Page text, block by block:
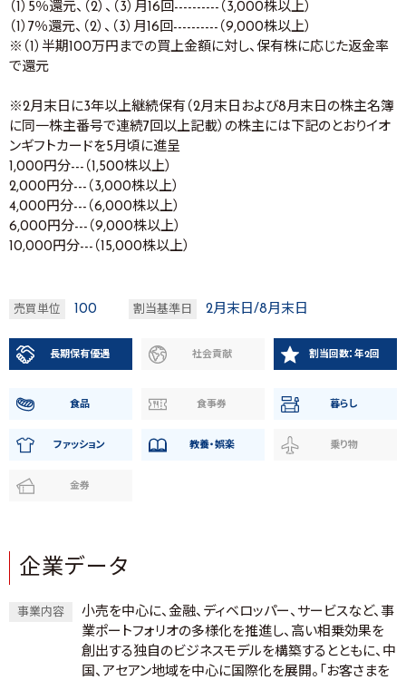
（1）5％還元、（2）、（3）月16回----------（3,000株以上）
（1）7％還元、（2）、（3）月16回----------（9,000株以上）
※（1）半期100万円までの買上金額に対し、保有株に応じた返金率
で還元
※2月末日に3年以上継続保有（2月末日および8月末日の株主名簿
に同一株主番号で連続7回以上記載）の株主には下記のとおりイオ
ンギフトカードを5月頃に進呈
1,000円分---（1,500株以上）
2,000円分---（3,000株以上）
4,000円分---（6,000株以上）
6,000円分---（9,000株以上）
10,000円分---（15,000株以上）
売買単位 100 割当基準日 2月末日/8月末日
長期保有優遇 社会貢献 割当回数：年2回
食品 食事券 暮らし
ファッション 教養・娯楽 乗り物
金券
企業データ
事業内容
小売を中心に、金融、ディベロッパー、サービスなど、事
業ポートフォリオの多様化を推進し、高い相乗効果を
創出する独自のビジネスモデルを構築するとともに、中
国、アセアン地域を中心に国際化を展開。「お客さまを